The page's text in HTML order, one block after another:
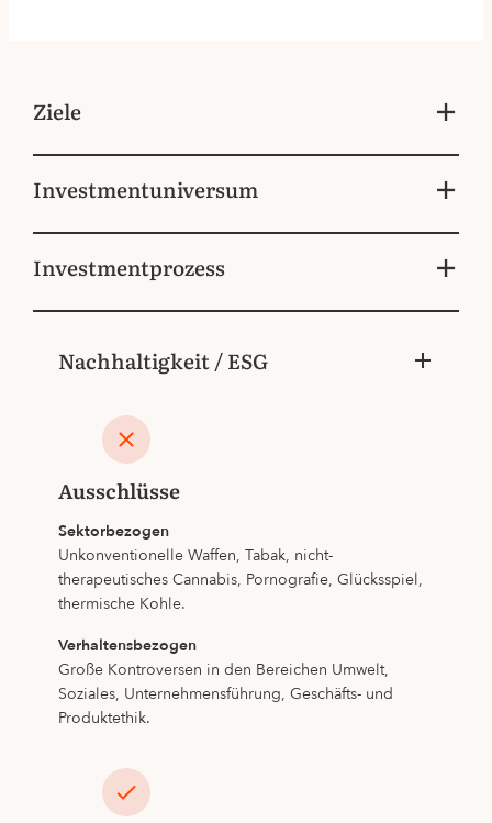
Ziele
Investmentuniversum
Investmentprozess
Nachhaltigkeit / ESG
Ausschlüsse
Sektorbezogen
Unkonventionelle Waffen, Tabak, nicht-
therapeutisches Cannabis, Pornografie, Glücksspiel,
thermische Kohle.
Verhaltensbezogen
Große Kontroversen in den Bereichen Umwelt,
Soziales, Unternehmensführung, Geschäfts- und
Produktethik.